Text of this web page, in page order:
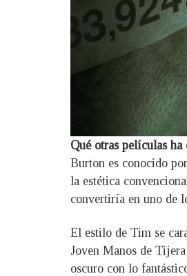
Qué otras películas
Burton es conocido
la estética
convertiría en uno de
El estilo de Tim se
Joven Manos de
oscuro con lo